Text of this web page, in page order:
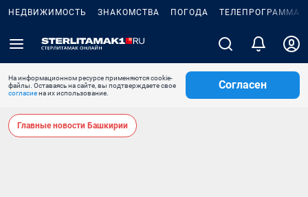
НЕДВИЖИМОСТЬ ЗНАКОМСТВА ПОГОДА ТЕЛЕПРОГРАММА
На информационном ресурсе применяются cookie-
файлы. Оставаясь на сайте, вы подтверждаете свое
согласиена их использование.
Согласен
Главные новости Башкирии